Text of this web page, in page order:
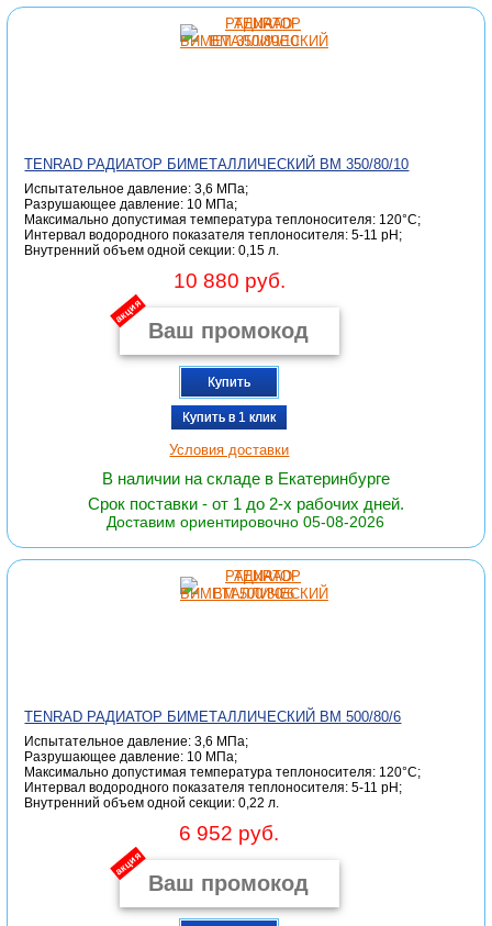
TENRAD РАДИАТОР БИМЕТАЛЛИЧЕСКИЙ ВМ 350/80/10
Испытательное давление: 3,6 МПа;
Разрушающее давление: 10 МПа;
Максимально допустимая температура теплоносителя: 120°С;
Интервал водородного показателя теплоносителя: 5-11 pH;
Внутренний объем одной секции: 0,15 л.
10 880 руб.
акция
Купить
Купить в 1 клик
Условия доставки
В наличии на складе в Екатеринбурге
Срок поставки - от 1 до 2-х рабочих дней.
Доставим ориентировочно 05-08-2026
TENRAD РАДИАТОР БИМЕТАЛЛИЧЕСКИЙ ВМ 500/80/6
Испытательное давление: 3,6 МПа;
Разрушающее давление: 10 МПа;
Максимально допустимая температура теплоносителя: 120°С;
Интервал водородного показателя теплоносителя: 5-11 pH;
Внутренний объем одной секции: 0,22 л.
6 952 руб.
акция